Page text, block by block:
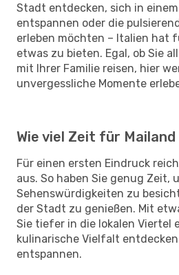
Stadt entdecken, sich in
entspannen oder die
erleben möchten – Italien hat
etwas zu bieten. Egal, ob Sie
mit Ihrer Familie reisen, hier
unvergessliche Momente
Wie viel Zeit für
Für einen ersten Eindruck
aus. So haben Sie genug Zeit,
Sehenswürdigkeiten zu
der Stadt zu genießen. Mit
Sie tiefer in die lokalen Viertel
kulinarische Vielfalt
entspannen.